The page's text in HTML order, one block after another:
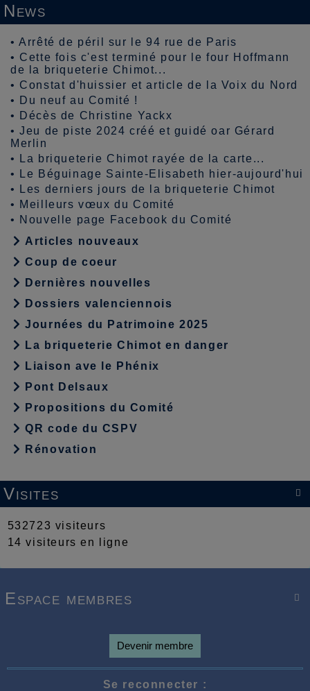
News
•Arrêté de péril sur le 94 rue de Paris
• Cette fois c'est terminé pour le four Hoffmann
de la briqueterie Chimot...
• Constat d'huissier et article de la Voix du Nord
•
Du neuf au Comité !
•
Décès de Christine Yackx
•Jeu de piste 2024 créé et guidé oar Gérard
Merlin
•
La briqueterie Chimot rayée de la carte...
•
Le Béguinage Sainte-Elisabeth hier-aujourd'hui
•
Les derniers jours de la briqueterie Chimot
• Meilleurs vœux du Comité
• Nouvelle page Facebook du Comité
Articles nouveaux
Coup de coeur
Dernières nouvelles
Dossiers valenciennois
Journées du Patrimoine 2025
La briqueterie Chimot en danger
Liaison ave le Phénix
Pont Delsaux
Propositions du Comité
QR code du CSPV
Rénovation

Visites
532723 visiteurs
14 visiteurs en ligne

Espace membres
Devenir membre
Se reconnecter :